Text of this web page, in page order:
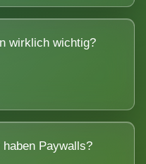
wirklich wichtig?
Paywalls?